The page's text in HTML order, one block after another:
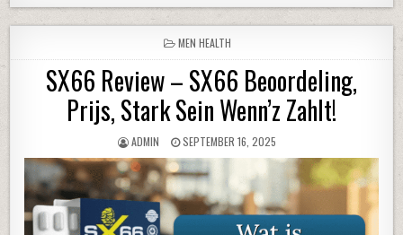
POSTED IN
MEN HEALTH
SX66 Review – SX66 Beoordeling,
Prijs, Stark Sein Wenn’z Zahlt!
AUTHOR:
ADMIN PUBLISHED DATE:
SEPTEMBER 16, 2025